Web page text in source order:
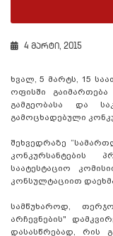
4 მარტი, 2015
ხვალ, 5 მარტს, 15
ოფისში
გამგეობასა და
გამოცხადებული
შეხვედრაზე
კონკურსანტების
საატესტაციო
კონსულტაციით
სამწუხაროდ,
არჩევნების"
დასასწრებად, რის